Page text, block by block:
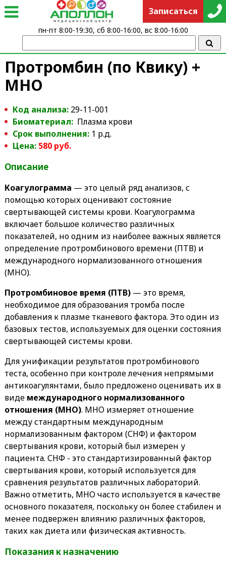
Протромбин (по Квику) +
МНО
Код анализа: 29-11-001
Биоматериал: Плазма крови
Срок выполнения:1 р.д.
Цена: 580 руб.
Описание
Коагулограмма — это целый ряд анализов, с
помощью которых оценивают состояние
свертывающей системы крови. Коагулограмма
включает большое количество различных
показателей, но одним из наиболее важных является
определение протромбинового времени (ПТВ) и
международного нормализованного отношения
(МНО).
Протромбиновое время (ПТВ)— это время,
необходимое для образования тромба после
добавления к плазме тканевого фактора. Это один из
базовых тестов, используемых для оценки состояния
свертывающей системы крови.
Для унификации результатов протромбинового
теста, особенно при контроле лечения непрямыми
антикоагулянтами, было предложено оценивать их в
виде международного нормализованного
отношения (МНО). МНО измеряет отношение
между стандартным международным
нормализованным фактором (СНФ) и фактором
свертывания крови, который был измерен у
пациента. СНФ - это стандартизированный фактор
свертывания крови, который используется для
сравнения результатов различных лабораторий.
Важно отметить, МНО часто используется в качестве
основного показателя, поскольку он более стабилен и
менее подвержен влиянию различных факторов,
таких как диета или физическая активность.
Показания к назначению
Записаться
пн-пт 8:00-19:30, сб 8:00-16:00, вс 8:00-16:00